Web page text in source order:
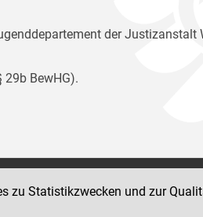
der Justizanstalt
BewHG).
Impressum
zu Statistikzwecken und zur